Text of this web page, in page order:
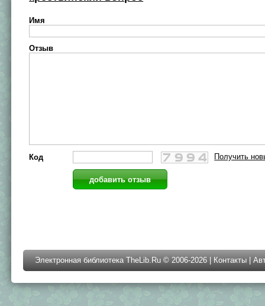
Имя
Отзыв
Код Получить
Электронная библиотека TheLib.Ru © 2006-2026 | Контакты |